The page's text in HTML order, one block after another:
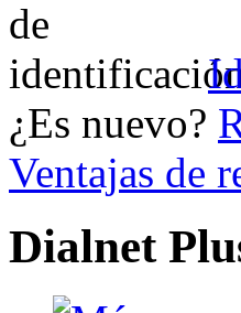
¿Es nuevo?
Ventajas de
Dialnet